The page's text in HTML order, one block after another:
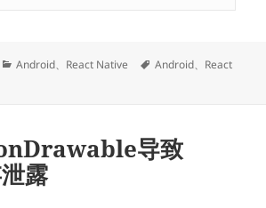
分
Android、 React Native
标
Android、 React
“TypeError: Network request failed”, “status”:
导致
露